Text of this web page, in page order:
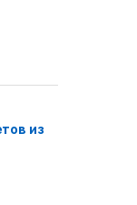
из